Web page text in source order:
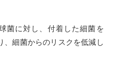
菌に対し、付着した細菌を
細菌からのリスクを低減し